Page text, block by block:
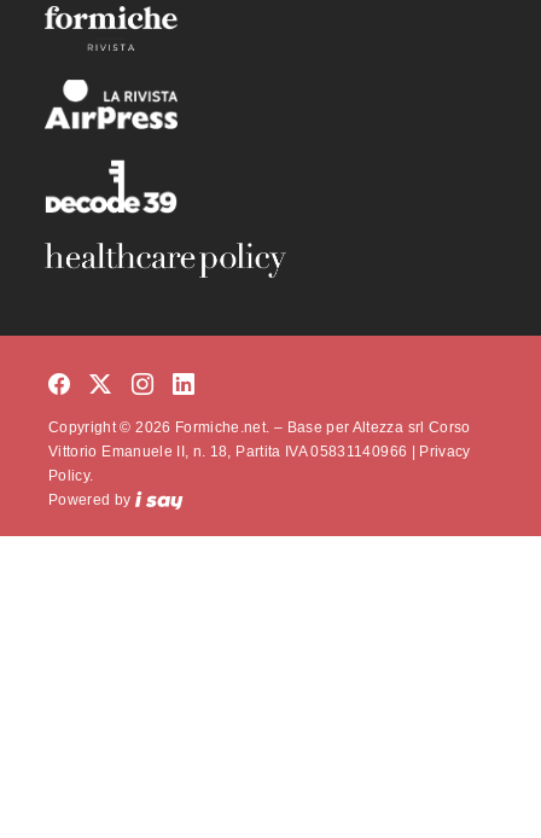
Copyright © 2026 Formiche.net. – Base per Altezza srl Corso
Vittorio Emanuele II, n. 18, Partita IVA 05831140966 | Privacy
Policy.
Powered by